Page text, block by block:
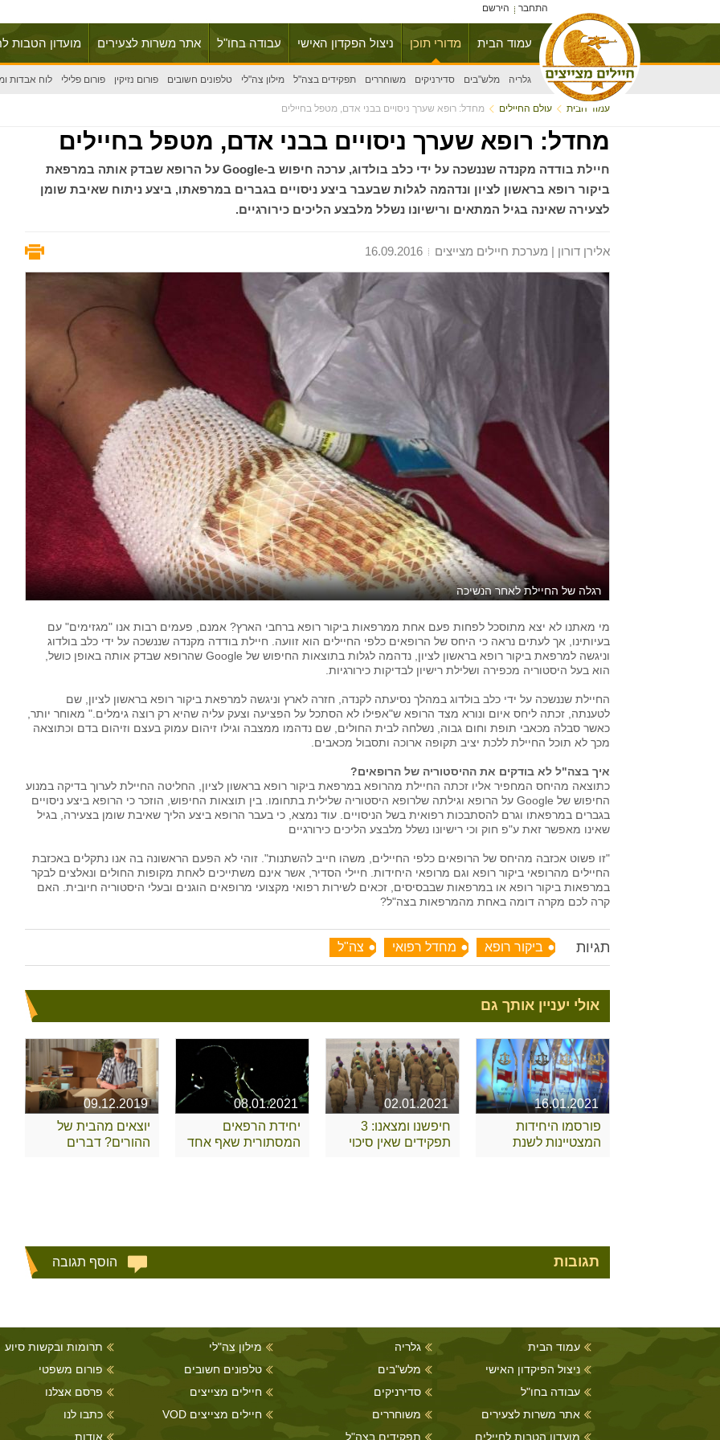
התחבר הירשם
עמוד הבית מדורי תוכן ניצול הפקדון האישי עבודה בחו"ל אתר משרות לצעירים מועדון הטבות
גלריה מלש"בים סדירניקים משוחררים תפקידים בצה"ל מילון צה"לי טלפונים חשובים פורום נזיקין פורום פלילי לוח אבדות
עמוד הבית עולם החיילים מחדל: רופא שערך ניסויים בבני אדם, מטפל בחיילים
מחדל: רופא שערך ניסויים בבני אדם, מטפל בחיילים
חיילת בודדה מקנדה שננשכה על ידי כלב בולדוג, ערכה חיפוש ב-Google על הרופא שבדק אותה במרפאת
ביקור רופא בראשון לציון ונדהמה לגלות שבעבר ביצע ניסויים בגברים במרפאתו, ביצע ניתוח שאיבת שומן
לצעירה שאינה בגיל המתאים ורישיונו נשלל מלבצע הליכים כירורגיים.
אלירן דורון | מערכת חיילים מצייצים
רגלה של החיילת לאחר הנשיכה
מי מאתנו לא יצא מתוסכל לפחות פעם אחת ממרפאות ביקור רופא ברחבי הארץ? אמנם, פעמים רבות אנו "מגזימים" עם
בעיותינו, אך לעתים נראה כי היחס של הרופאים כלפי החיילים הוא זוועה. חיילת בודדה מקנדה שננשכה על ידי כלב בולדוג
וניגשה למרפאת ביקור רופא בראשון לציון, נדהמה לגלות בתוצאות החיפוש של Google שהרופא שבדק אותה באופן כושל,
הוא בעל היסטוריה מכפירה ושלילת רישיון לבדיקות כירורגיות.
החיילת שננשכה על ידי כלב בולדוג במהלך נסיעתה לקנדה, חזרה לארץ וניגשה למרפאת ביקור רופא בראשון לציון, שם
לטענתה, זכתה ליחס איום ונורא מצד הרופא ש"אפילו לא הסתכל על הפציעה וצעק עליה שהיא רק רוצה גימלים." מאוחר יותר,
כאשר סבלה מכאבי תופת וחום גבוה, נשלחה לבית החולים, שם נדהמו ממצבה וגילו זיהום עמוק בעצם וזיהום בדם וכתוצאה
מכך לא תוכל החיילת ללכת יציב תקופה ארוכה ותסבול מכאבים.
איך בצה"ל לא בודקים את ההיסטוריה של הרופאים?
כתוצאה מהיחס המחפיר אליו זכתה החיילת מהרופא במרפאת ביקור רופא בראשון לציון, החליטה החיילת לערוך בדיקה במנוע
החיפוש של Google על הרופא וגילתה שלרופא היסטוריה שלילית בתחומו. בין תוצאות החיפוש, הוזכר כי הרופא ביצע ניסויים
בגברים במרפאתו וגרם להסתבכות רפואית בשל הניסויים. עוד נמצא, כי בעבר הרופא ביצע הליך שאיבת שומן בצעירה, בגיל
שאינו מאפשר זאת ע"פ חוק וכי רישיונו נשלל מלבצע הליכים כירורגיים
"זו פשוט אכזבה מהיחס של הרופאים כלפי החיילים, משהו חייב להשתנות". זוהי לא הפעם הראשונה בה אנו נתקלים באכזבת
החיילים מהרופאי ביקור רופא וגם מרופאי היחידות. חיילי הסדיר, אשר אינם משתייכים לאחת מקופות החולים ונאלצים לבקר
במרפאות ביקור רופא או במרפאות שבבסיסים, זכאים לשירות רפואי מקצועי מרופאים הוגנים ובעלי היסטוריה חיובית. האם
קרה לכם מקרה דומה באחת מהמרפאות בצה"ל?
תגיות ביקור רופא מחדל רפואי צה"ל
אולי יעניין אותך גם
16.01.2021
פורסמו היחידות
המצטיינות לשנת
02.01.2021
חיפשנו ומצאנו: 3
תפקידים שאין סיכוי
08.01.2021
יחידת הרפאים
המסתורית שאף אחד
09.12.2019
יוצאים מהבית של
ההורים? דברים
תגובות הוסף תגובה
עמוד הבית
ניצול הפיקדון האישי
עבודה בחו"ל
אתר משרות לצעירים
מועדון הטבות לחיילים
גלריה
מלש"בים
סדירניקים
משוחררים
תפקידים בצה"ל
מילון צה"לי
טלפונים חשובים
חיילים מצייצים
חיילים מצייצים VOD
תרומות ובקשות סיוע
פורום משפטי
פרסם אצלנו
כתבו לנו
אודות